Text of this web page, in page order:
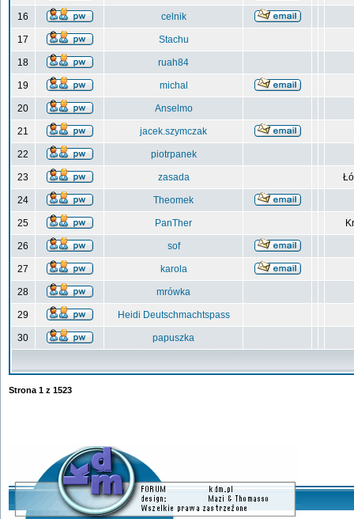
16 celnik
17 Stachu
18 ruah84
19 michal
20 Anselmo
21 jacek.szymczak
22 piotrpanek
23 zasada
24 Theomek
25 PanTher
26 sof
27 karola
28 mrówka
29 Heidi Deutschmachtspass
30 papuszka
Strona 1 z 1523